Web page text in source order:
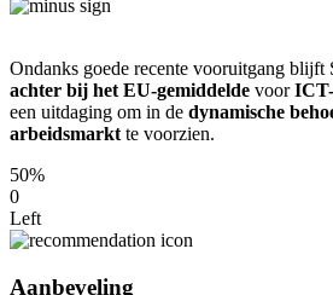
Ondanks goede recente vooruitgang blijft
achter bij het EU-gemiddelde voor
een uitdaging om in de dynamische
arbeidsmarkt te voorzien.
50%
0
Left
Aanbeveling